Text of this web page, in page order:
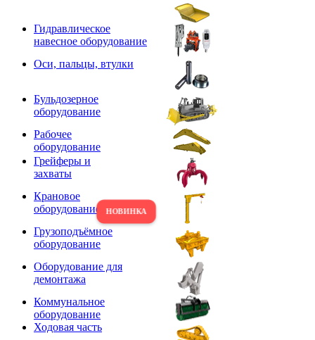
Гидравлическое
навесное оборудование
Оси, пальцы, втулки
Бульдозерное
оборудование
Рабочее
оборудование
Грейферы и
захваты
Крановое
оборудование
Грузоподъёмное
оборудование
Оборудование для
демонтажа
Коммунальное
оборудование
Ходовая часть